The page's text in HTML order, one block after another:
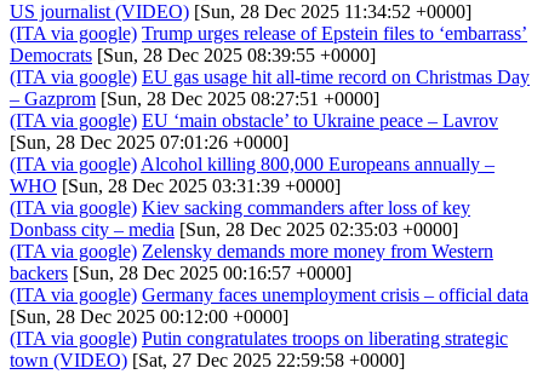
US journalist (VIDEO) [Sun, 28 Dec 2025 11:34:52 +0000]
(ITA via google) Trump urges release of Epstein files to ‘embarrass’
Democrats [Sun, 28 Dec 2025 08:39:55 +0000]
(ITA via google) EU gas usage hit all-time record on Christmas Day
– Gazprom [Sun, 28 Dec 2025 08:27:51 +0000]
(ITA via google) EU ‘main obstacle’ to Ukraine peace – Lavrov
[Sun, 28 Dec 2025 07:01:26 +0000]
(ITA via google) Alcohol killing 800,000 Europeans annually –
WHO [Sun, 28 Dec 2025 03:31:39 +0000]
(ITA via google) Kiev sacking commanders after loss of key
Donbass city – media [Sun, 28 Dec 2025 02:35:03 +0000]
(ITA via google) Zelensky demands more money from Western
backers [Sun, 28 Dec 2025 00:16:57 +0000]
(ITA via google) Germany faces unemployment crisis – official data
[Sun, 28 Dec 2025 00:12:00 +0000]
(ITA via google) Putin congratulates troops on liberating strategic
town (VIDEO) [Sat, 27 Dec 2025 22:59:58 +0000]